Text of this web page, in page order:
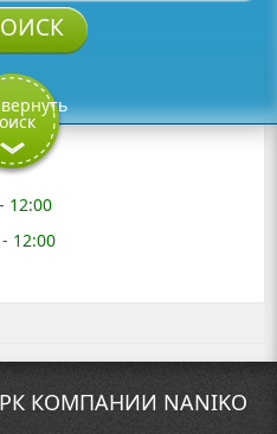
- 12:00
- 12:00
КОМПАНИИ NANIKO